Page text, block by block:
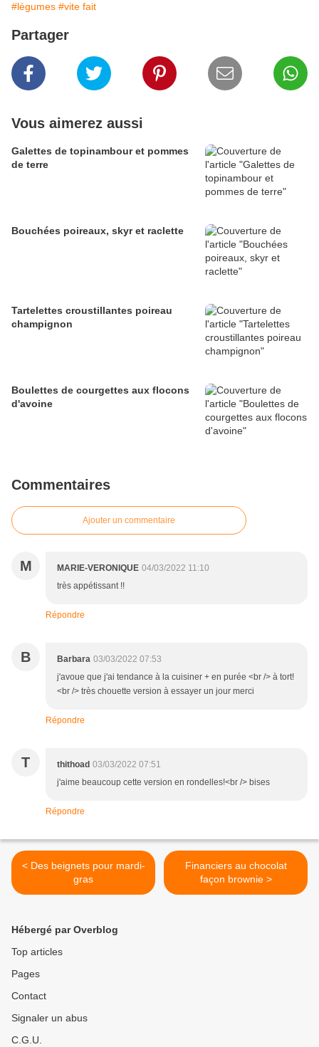
#légumes #vite fait
Partager
Vous aimerez aussi
Galettes de topinambour et pommes
de terre
Bouchées poireaux, skyr et raclette
Tartelettes croustillantes poireau
champignon
Boulettes de courgettes aux flocons
d'avoine
Commentaires
Ajouter un commentaire
M MARIE-VERONIQUE 04/03/2022 11:10
très appétissant !!
Répondre
B Barbara 03/03/2022 07:53
j'avoue que j'ai tendance à la cuisiner + en purée <br /> à tort!
<br /> très chouette version à essayer un jour merci
Répondre
T thithoad 03/03/2022 07:51
j'aime beaucoup cette version en rondelles!<br /> bises
Répondre
< Des beignets pour mardi-
gras
Financiers au chocolat
façon brownie >
Hébergé par Overblog
Top articles
Pages
Contact
Signaler un abus
C.G.U.